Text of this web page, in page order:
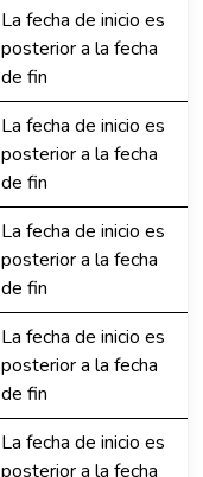
La fecha de inicio es
posterior a la fecha
de fin
La fecha de inicio es
posterior a la fecha
de fin
La fecha de inicio es
posterior a la fecha
de fin
La fecha de inicio es
posterior a la fecha
de fin
La fecha de inicio es
posterior a la fecha